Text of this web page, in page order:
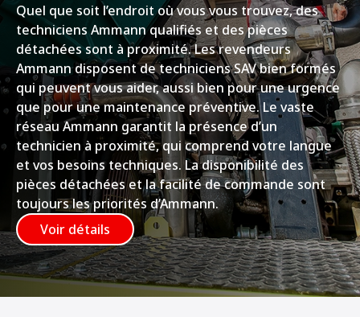
Quel que soit l’endroit où vous vous trouvez, des
techniciens Ammann qualifiés et des pièces
détachées sont à proximité. Les revendeurs
Ammann disposent de techniciens SAV bien formés
qui peuvent vous aider, aussi bien pour une urgence
que pour une maintenance préventive. Le vaste
réseau Ammann garantit la présence d’un
technicien à proximité, qui comprend votre langue
et vos besoins techniques. La disponibilité des
pièces détachées et la facilité de commande sont
toujours les priorités d’Ammann.
Voir détails